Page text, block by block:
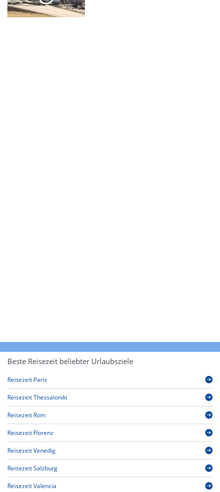
Beste Reisezeit beliebter Urlaubsziele
Reisezeit Paris
Reisezeit Thessaloniki
Reisezeit Rom
Reisezeit Florenz
Reisezeit Venedig
Reisezeit Salzburg
Reisezeit Valencia